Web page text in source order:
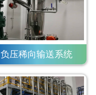
负压稀向输送系统